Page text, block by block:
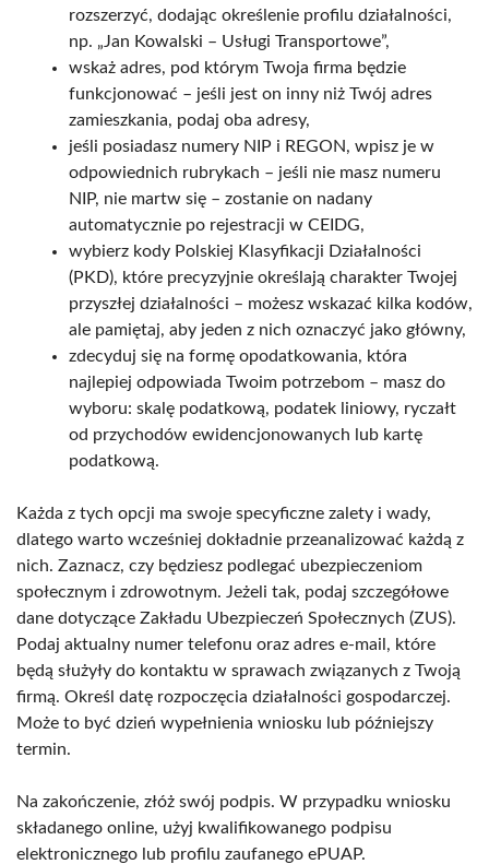
rozszerzyć, dodając określenie profilu działalności,
np. „Jan Kowalski – Usługi Transportowe”,
wskaż adres, pod którym Twoja firma będzie
funkcjonować – jeśli jest on inny niż Twój adres
zamieszkania, podaj oba adresy,
jeśli posiadasz numery NIP i REGON, wpisz je w
odpowiednich rubrykach – jeśli nie masz numeru
NIP, nie martw się – zostanie on nadany
automatycznie po rejestracji w CEIDG,
wybierz kody Polskiej Klasyfikacji Działalności
(PKD), które precyzyjnie określają charakter Twojej
przyszłej działalności – możesz wskazać kilka kodów,
ale pamiętaj, aby jeden z nich oznaczyć jako główny,
zdecyduj się na formę opodatkowania, która
najlepiej odpowiada Twoim potrzebom – masz do
wyboru: skalę podatkową, podatek liniowy, ryczałt
od przychodów ewidencjonowanych lub kartę
podatkową.
Każda z tych opcji ma swoje specyficzne zalety i wady,
dlatego warto wcześniej dokładnie przeanalizować każdą z
nich. Zaznacz, czy będziesz podlegać ubezpieczeniom
społecznym i zdrowotnym. Jeżeli tak, podaj szczegółowe
dane dotyczące Zakładu Ubezpieczeń Społecznych (ZUS).
Podaj aktualny numer telefonu oraz adres e-mail, które
będą służyły do kontaktu w sprawach związanych z Twoją
firmą. Określ datę rozpoczęcia działalności gospodarczej.
Może to być dzień wypełnienia wniosku lub późniejszy
termin.
Na zakończenie, złóż swój podpis. W przypadku wniosku
składanego online, użyj kwalifikowanego podpisu
elektronicznego lub profilu zaufanego ePUAP.